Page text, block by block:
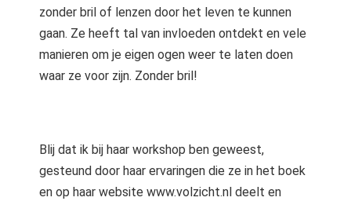
zonder bril of lenzen door het leven te kunnen
gaan. Ze heeft tal van invloeden ontdekt en vele
manieren om je eigen ogen weer te laten doen
waar ze voor zijn. Zonder bril!
Blij dat ik bij haar workshop ben geweest,
gesteund door haar ervaringen die ze in het boek
en op haar website www.volzicht.nl deelt en